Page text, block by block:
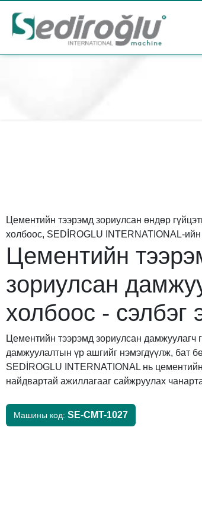
Цементийн тээрэмд зориулсан өндөр
холбоос, SEDİROGLU INTERNATIONAL-
Цементийн
зориулсан
холбоос - сэлбэг
Цементийн тээрэмд зориулсан дамжуулагч
дамжуулалтын үр ашгийг нэмэгдүүлж, бат
SEDİROGLU INTERNATIONAL нь
найдвартай ажиллагааг сайжруулах
Машины код: SE-CMT-1027